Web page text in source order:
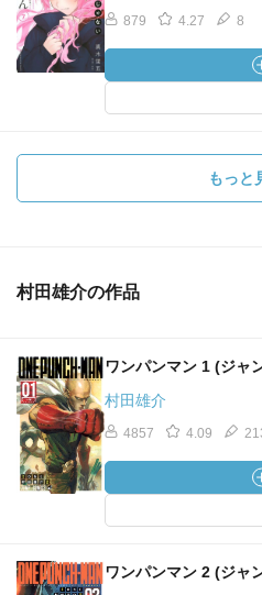
879 4.27 8
もっと
村田雄介の作品
ワンパンマン 1 (ジャ
村田雄介
4857 4.09
ワンパンマン 2 (ジャ